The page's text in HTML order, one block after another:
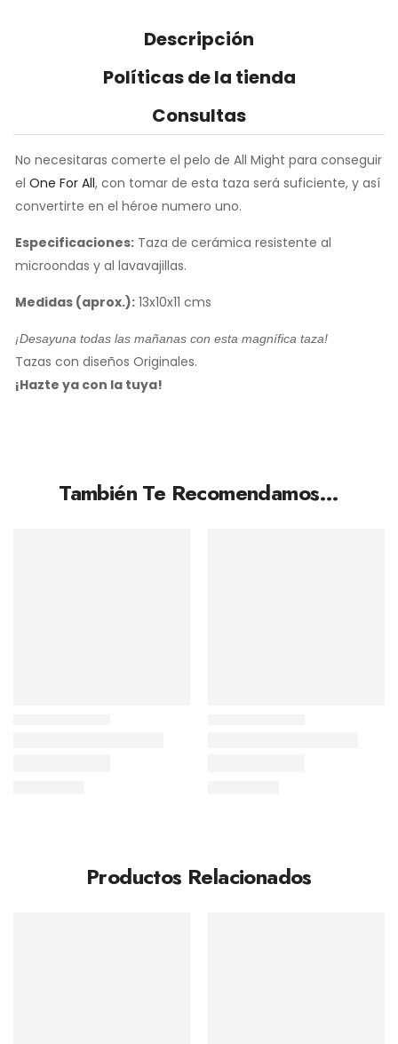
Descripción
Políticas de la tienda
Consultas
No necesitaras comerte el pelo de All Might para conseguir
el One For All, con tomar de esta taza será suficiente, y así
convertirte en el héroe numero uno.
Especificaciones: Taza de cerámica resistente al
microondas y al lavavajillas.
Medidas (aprox.): 13x10x11 cms
¡Desayuna todas las mañanas con esta magnífica taza!
Tazas con diseños Originales.
¡Hazte ya con la tuya!
También Te Recomendamos…
Productos Relacionados